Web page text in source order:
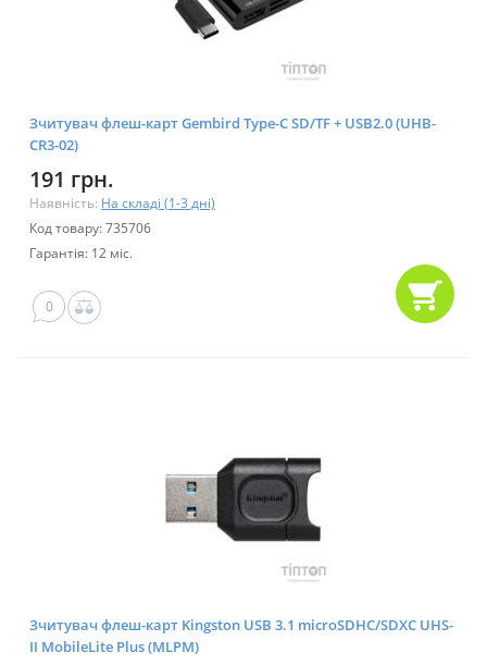
Зчитувач флеш-карт Gembird Type-C SD/TF + USB2.0 (UHB-
CR3-02)
191 грн.
Наявність: На складі (1-3 дні)
Код товару: 735706
Гарантія: 12 міс.
0
Зчитувач флеш-карт Kingston USB 3.1 microSDHC/SDXC UHS-
II MobileLite Plus (MLPM)